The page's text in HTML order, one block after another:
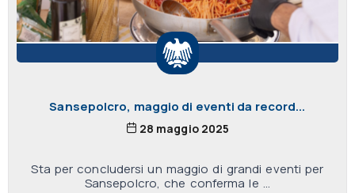
Sansepolcro, maggio di eventi da record...
28 maggio 2025
Sta per concludersi un maggio di grandi eventi per
Sansepolcro, che conferma le ...